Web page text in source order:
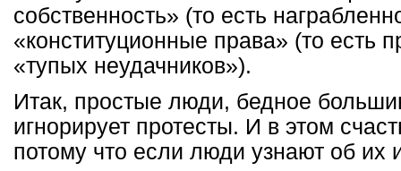
собственность» (то есть
«конституционные права» (то есть
«тупых неудачников»).
Итак, простые люди, бедное
игнорирует протесты. И в этом
потому что если люди узнают об их